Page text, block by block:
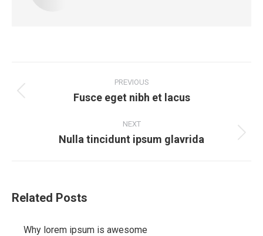
navigation
PREVIOUS
Previous
Fusce eget nibh et lacus
NEXT
Next
Nulla tincidunt ipsum glavrida
Related Posts
Why lorem ipsum is awesome